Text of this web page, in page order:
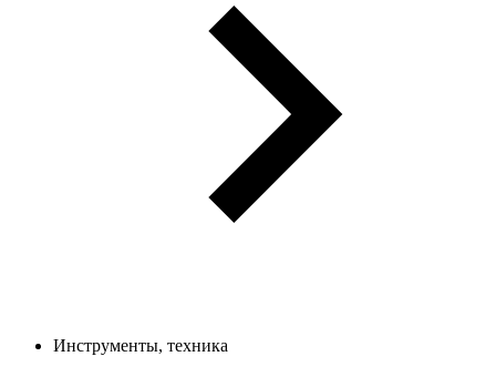
Инструменты, техника